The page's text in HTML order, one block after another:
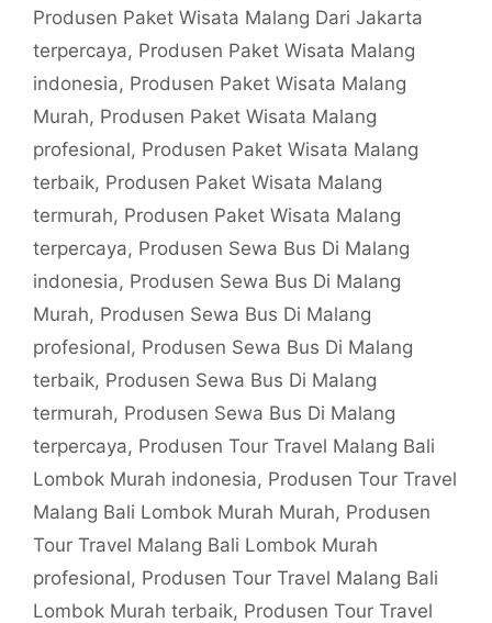
Produsen Paket Wisata Malang Dari Jakarta
terpercaya, Produsen Paket Wisata Malang
indonesia, Produsen Paket Wisata Malang
Murah, Produsen Paket Wisata Malang
profesional, Produsen Paket Wisata Malang
terbaik, Produsen Paket Wisata Malang
termurah, Produsen Paket Wisata Malang
terpercaya, Produsen Sewa Bus Di Malang
indonesia, Produsen Sewa Bus Di Malang
Murah, Produsen Sewa Bus Di Malang
profesional, Produsen Sewa Bus Di Malang
terbaik, Produsen Sewa Bus Di Malang
termurah, Produsen Sewa Bus Di Malang
terpercaya, Produsen Tour Travel Malang Bali
Lombok Murah indonesia, Produsen Tour Travel
Malang Bali Lombok Murah Murah, Produsen
Tour Travel Malang Bali Lombok Murah
profesional, Produsen Tour Travel Malang Bali
Lombok Murah terbaik, Produsen Tour Travel